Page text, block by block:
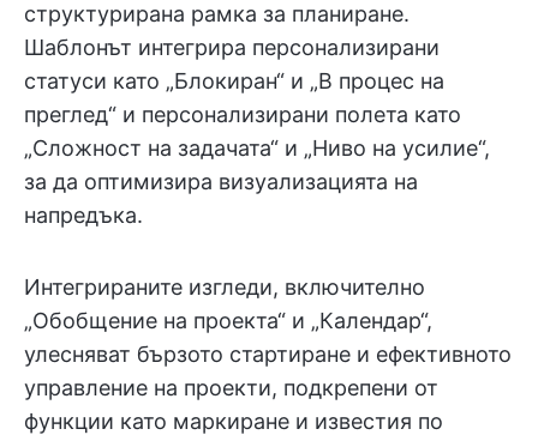
структурирана рамка за планиране.
Шаблонът интегрира персонализирани
статуси като „Блокиран“ и „В процес на
преглед“ и персонализирани полета като
„Сложност на задачата“ и „Ниво на усилие“,
за да оптимизира визуализацията на
напредъка.
Интегрираните изгледи, включително
„Обобщение на проекта“ и „Календар“,
улесняват бързото стартиране и ефективното
управление на проекти, подкрепени от
функции като маркиране и известия по